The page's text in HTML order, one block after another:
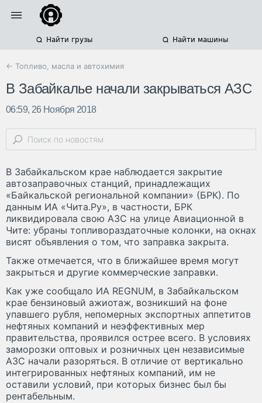
Найти грузы Найти машины
← Топливо, масла и автохимия
В Забайкалье начали закрываться АЗС
06:59, 26 Ноября 2018
В Забайкальском крае наблюдается закрытие
автозаправочных станций, принадлежащих
«Байкальской региональной компании» (БРК). По
данным ИА «Чита.Ру», в частности, БРК
ликвидировала свою АЗС на улице Авиационной в
Чите: убраны топливораздаточные колонки, на окнах
висят объявления о том, что заправка закрыта.
Также отмечается, что в ближайшее время могут
закрыться и другие коммерческие заправки.
Как уже сообщало ИА REGNUM, в Забайкальском
крае бензиновый ажиотаж, возникший на фоне
упавшего рубля, непомерных экспортных аппетитов
нефтяных компаний и неэффективных мер
правительства, проявился острее всего. В условиях
заморозки оптовых и розничных цен независимые
АЗС начали разоряться. В отличие от вертикально
интегрированных нефтяных компаний, им не
оставили условий, при которых бизнес был бы
рентабельным.